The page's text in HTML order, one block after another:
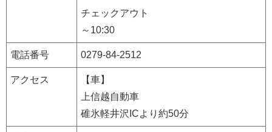
チェックアウト
～10:30
電話番号 0279-84-2512
アクセス
【車】
上信越自動車
碓氷軽井沢ICより約50分